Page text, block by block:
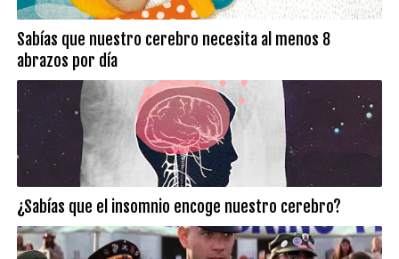
Sabías que nuestro cerebro necesita al menos 8
abrazos por día
¿Sabías que el insomnio encoge nuestro cerebro?